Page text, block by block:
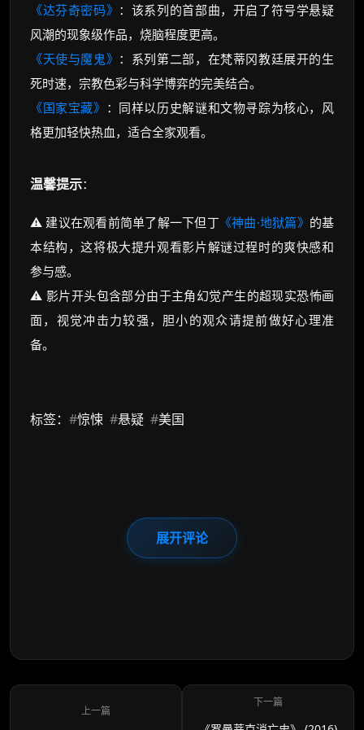
《达芬奇密码》 ：该系列的首部曲，开启了符号学悬疑
风潮的现象级作品，烧脑程度更高。
《天使与魔鬼》 ：系列第二部，在梵蒂冈教廷展开的生
死时速，宗教色彩与科学博弈的完美结合。
《国家宝藏》 ：同样以历史解谜和文物寻踪为核心，风
格更加轻快热血，适合全家观看。
温馨提示：
⚠️ 建议在观看前简单了解一下但丁 《神曲·地狱篇》 的基
本结构，这将极大提升观看影片解谜过程时的爽快感和
参与感。
⚠️ 影片开头包含部分由于主角幻觉产生的超现实恐怖画
面，视觉冲击力较强，胆小的观众请提前做好心理准
备。
标签： #惊悚 #悬疑 #美国
展开评论